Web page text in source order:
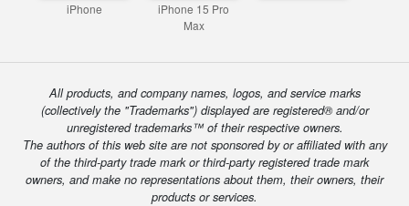
iPhone
iPhone 15 Pro
Max
All products, and company names, logos, and service marks
(collectively the "Trademarks") displayed are registered® and/or
unregistered trademarks™ of their respective owners.
The authors of this web site are not sponsored by or affiliated with any
of the third-party trade mark or third-party registered trade mark
owners, and make no representations about them, their owners, their
products or services.